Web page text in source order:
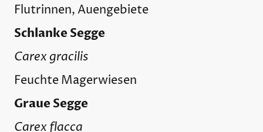
Flutrinnen, Auengebiete
Schlanke Segge
Carex gracilis
Feuchte Magerwiesen
Graue Segge
Carex flacca